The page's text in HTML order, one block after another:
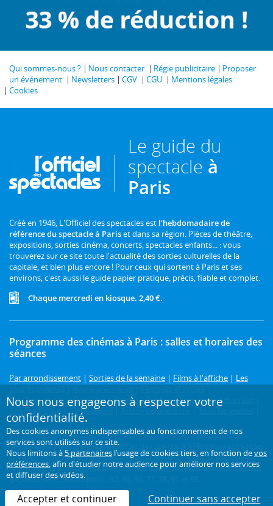
Qui sommes-nous ? Nous contacter Régie publicitaire
Proposer
un événement
Newsletters CGV CGU
Mentions légales
Cookies
Le guide du
spectacle à
Paris
Créé en 1946, L'Officiel des spectacles est l'hebdomadaire de
référence du spectacle à Pariset dans sa région. Pièces de théâtre,
expositions, sorties cinéma, concerts, spectacles enfants... : vous
trouverez sur ce site toute l'actualité des sorties culturelles de la
capitale, et bien plus encore ! Pour ceux qui sortent à Paris et ses
environs, c'est aussi le guide papier pratique, précis, fiable et complet.
Chaque mercredi en kiosque. 2,40 €.
Programme des cinémas à Paris : salles et horaires des
séances
Par arrondissement | Sorties de la semaine | Films à l'affiche | Les
Prochainement |Comédie|Drame |Thriller|Animation|
Science-fiction
|Fantastique Action ou aventure
3D
Le cinéma à Paris, c'est sur L'Officiel des spectacles ! Retrouvez tous les
horaires de toutes les séances à Paris et en Île-de-France. Retrouvez
également le programme complet des salles de cinéma de Paris et des
départements limitrophes : 92, 93, 94, 77, 78, 91 et 95.
Nous nous engageons à respecter votre
confidentialité.
Des cookies anonymes indispensables au fonctionnement de nos
services sont utilisés sur ce site.
Nous limitons à 5 partenaires l’usage de cookies tiers, en fonction devos
préférences, afin d'étudier notre audience pour améliorer nos services
et diffuser des vidéos.
Accepter et continuer Continuer sans accepter